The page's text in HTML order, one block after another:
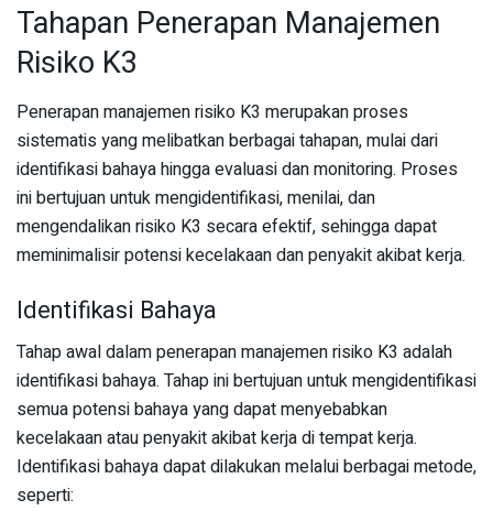
Tahapan Penerapan Manajemen
Risiko K3
Penerapan manajemen risiko K3 merupakan proses
sistematis yang melibatkan berbagai tahapan, mulai dari
identifikasi bahaya hingga evaluasi dan monitoring. Proses
ini bertujuan untuk mengidentifikasi, menilai, dan
mengendalikan risiko K3 secara efektif, sehingga dapat
meminimalisir potensi kecelakaan dan penyakit akibat kerja.
Identifikasi Bahaya
Tahap awal dalam penerapan manajemen risiko K3 adalah
identifikasi bahaya. Tahap ini bertujuan untuk mengidentifikasi
semua potensi bahaya yang dapat menyebabkan
kecelakaan atau penyakit akibat kerja di tempat kerja.
Identifikasi bahaya dapat dilakukan melalui berbagai metode,
seperti: